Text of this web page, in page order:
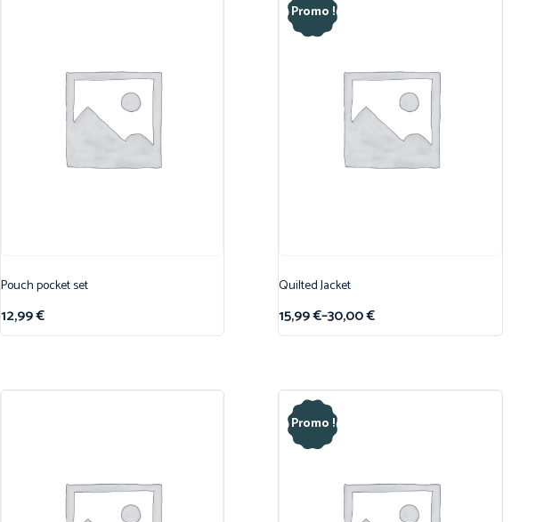
Pouch pocket set
12,99€
Promo !
Quilted Jacket
15,99€–30,00€
Promo !